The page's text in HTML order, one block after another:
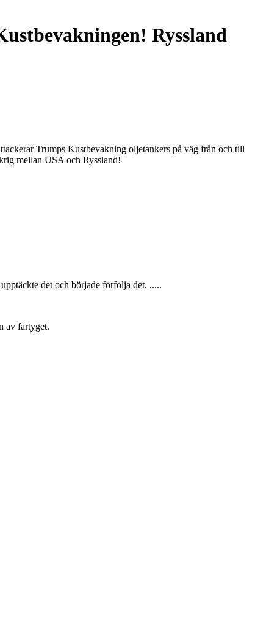
Ryssland
Trumps Kustbevakning oljetankers på väg från och till
mellan USA och Ryssland!
det och började förfölja det. .....
av fartyget.